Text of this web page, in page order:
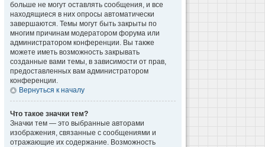
больше не могут оставлять сообщения, и все
находящиеся в них опросы автоматически
завершаются. Темы могут быть закрыты по
многим причинам модератором форума или
администратором конференции. Вы также
можете иметь возможность закрывать
созданные вами темы, в зависимости от прав,
предоставленных вам администратором
конференции.
Вернуться к началу
Что такое значки тем?
Значки тем — это выбранные авторами
изображения, связанные с сообщениями и
отражающие их содержание. Возможность